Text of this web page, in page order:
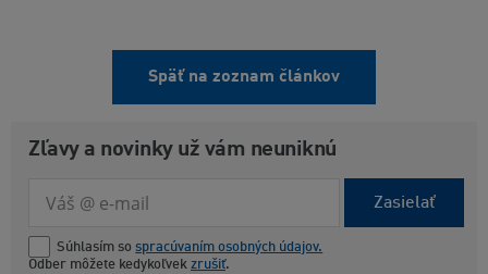
Späť na zoznam článkov
Zľavy a novinky už vám neuniknú
Zasielať
Súhlasím so spracúvaním osobných údajov.
Odber môžete kedykoľvek zrušiť.